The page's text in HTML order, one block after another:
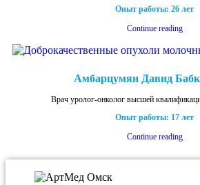
Опыт работы: 26 лет
Continue reading
Амбарцумян Давид
Врач уролог-онколог высшей
Опыт работы: 17 лет
Continue reading